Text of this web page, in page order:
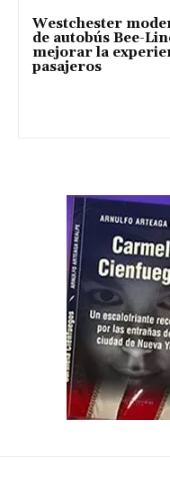
Westchester
de autobús Bee-
mejorar la
pasajeros